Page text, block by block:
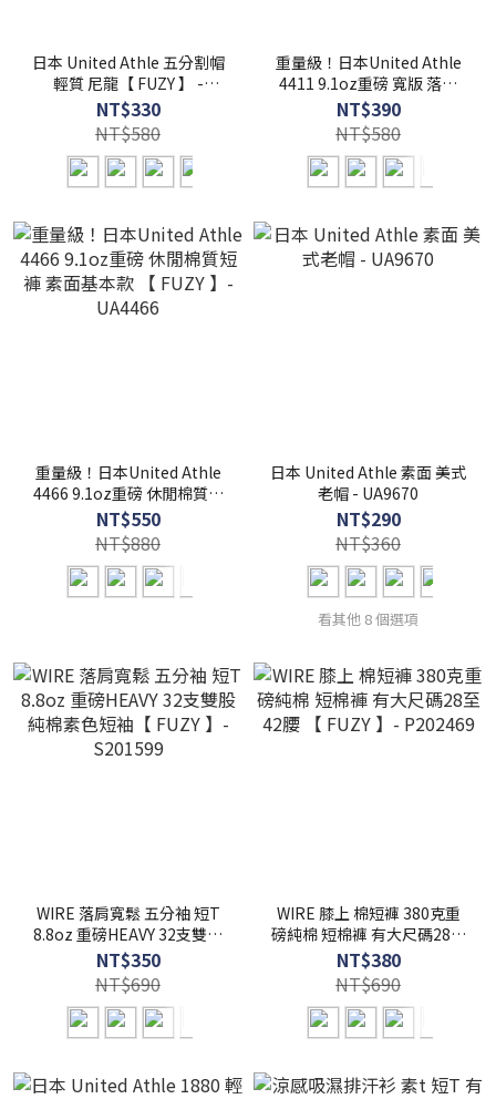
日本 United Athle 五分割帽
輕質 尼龍【 FUZY 】 -
UA9672
NT$330
NT$580
重量級！日本United Athle
4411 9.1oz重磅 寬版 落肩
素面短T【 FUZY 】-
UA4411
NT$390
NT$580
重量級！日本United Athle
4466 9.1oz重磅 休閒棉質短
褲 素面基本款 【 FUZY 】-
UA4466
NT$550
NT$880
日本 United Athle 素面 美式
老帽 - UA9670
NT$290
NT$360
看其他 8 個選項
WIRE 落肩寬鬆 五分袖 短T
8.8oz 重磅HEAVY 32支雙股
純棉素色短袖【 FUZY 】-
S201599
NT$350
NT$690
WIRE 膝上 棉短褲 380克重
磅純棉 短棉褲 有大尺碼28至
42腰 【 FUZY 】- P202469
NT$380
NT$690